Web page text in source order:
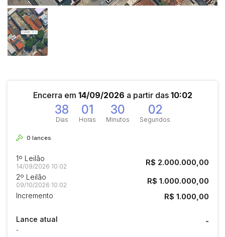
Encerra em 14/09/2026 a partir das 10:02
38
Dias
01
Horas
30
Minutos
02
Segundos
0 lances
1º Leilão
14/09/2026 10:02 R$ 2.000.000,00
2º Leilão
09/10/2026 10:02 R$ 1.000.000,00
Incremento R$ 1.000,00
Lance atual
-
-